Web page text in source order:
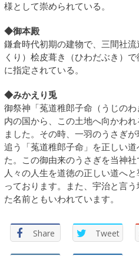
様として崇められている。
◆御本殿
鎌倉時代初期の建物で、三間社
くり）桧皮葺き（ひわだぶき）
に指定されている。
◆みかえり兎
御祭神「菟道稚郎子命（うじの
内の国から、この土地へ向かわ
ました。その時、一羽のうさぎ
追う「菟道稚郎子命」を正しい
た。この御由来のうさぎを当神社
人々の人生を道徳の正しい道へ
っております。また、宇治と言
た名前ともいわれています。
Share Tweet